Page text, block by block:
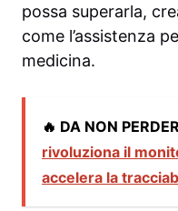
possa superarla,
come l’assistenza
medicina.
🔥 DA NON
rivoluziona il
accelera la